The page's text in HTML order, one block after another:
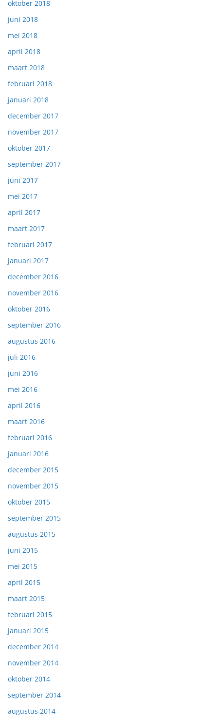
oktober 2018
juni 2018
mei 2018
april 2018
maart 2018
februari 2018
januari 2018
december 2017
november 2017
oktober 2017
september 2017
juni 2017
mei 2017
april 2017
maart 2017
februari 2017
januari 2017
december 2016
november 2016
oktober 2016
september 2016
augustus 2016
juli 2016
juni 2016
mei 2016
april 2016
maart 2016
februari 2016
januari 2016
december 2015
november 2015
oktober 2015
september 2015
augustus 2015
juni 2015
mei 2015
april 2015
maart 2015
februari 2015
januari 2015
december 2014
november 2014
oktober 2014
september 2014
augustus 2014